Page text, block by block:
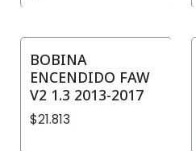
BOBINA
ENCENDIDO FAW
V2 1.3 2013-2017
$21.813